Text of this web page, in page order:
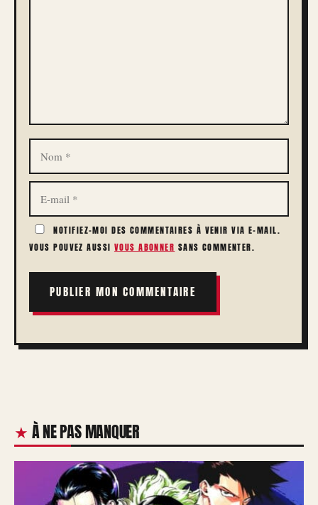
NOM
E-
MAIL
NOTIFIEZ-MOI DES COMMENTAIRES À VENIR VIA E-MAIL.
VOUS POUVEZ AUSSI VOUS ABONNER SANS COMMENTER.
À NE PAS MANQUER